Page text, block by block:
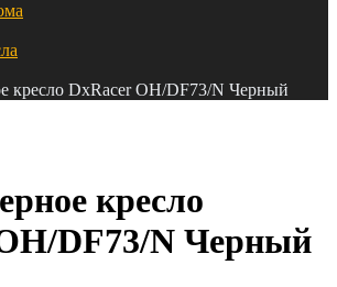
кресло DxRacer OH/DF73/N Черный
кресло
DF73/N Черный